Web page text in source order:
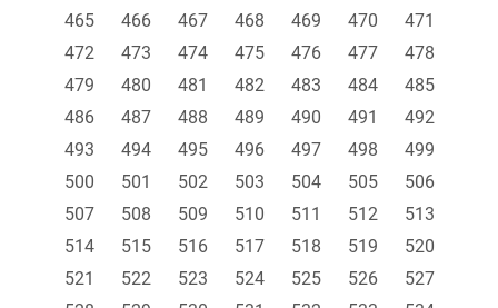
465
466 467 468 469 470
471
472
473 474 475 476 477
478
479
480 481 482 483 484
485
486
487 488 489 490 491
492
493
494 495 496 497 498
499
500
501 502 503 504 505
506
507
508 509 510 511 512
513
514
515 516 517 518 519
520
521
522 523 524 525 526
527